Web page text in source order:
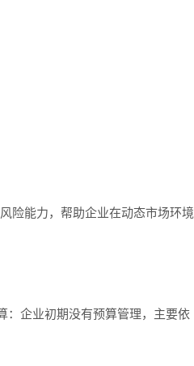
险能力，帮助企业在动态市场环境
：企业初期没有预算管理，主要依